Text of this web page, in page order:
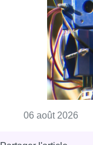
06 août 2026